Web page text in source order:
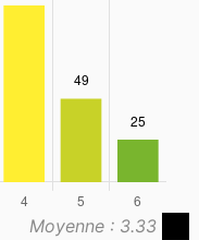
Moyenne : 3.33